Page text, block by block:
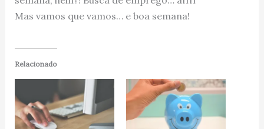
Mas vamos que vamos… e boa semana!
Relacionado